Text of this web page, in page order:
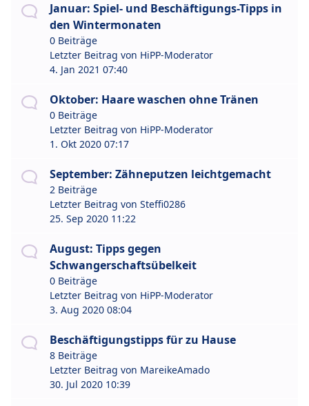
Januar: Spiel- und Beschäftigungs-Tipps in
den Wintermonaten
0 Beiträge
Letzter Beitrag von HiPP-Moderator
4. Jan 2021 07:40
Oktober: Haare waschen ohne Tränen
0 Beiträge
Letzter Beitrag von HiPP-Moderator
1. Okt 2020 07:17
September: Zähneputzen leichtgemacht
2 Beiträge
Letzter Beitrag von Steffi0286
25. Sep 2020 11:22
August: Tipps gegen
Schwangerschaftsübelkeit
0 Beiträge
Letzter Beitrag von HiPP-Moderator
3. Aug 2020 08:04
Beschäftigungstipps für zu Hause
8 Beiträge
Letzter Beitrag von MareikeAmado
30. Jul 2020 10:39